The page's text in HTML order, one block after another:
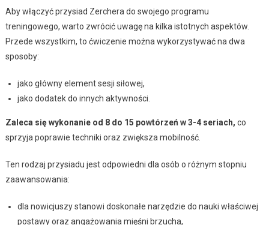
Aby włączyć przysiad Zerchera do swojego programu
treningowego, warto zwrócić uwagę na kilka istotnych aspektów.
Przede wszystkim, to ćwiczenie można wykorzystywać na dwa
sposoby:
jako główny element sesji siłowej,
jako dodatek do innych aktywności.
Zaleca się wykonanie od 8 do 15 powtórzeń w 3-4 seriach, co
sprzyja poprawie techniki oraz zwiększa mobilność.
Ten rodzaj przysiadu jest odpowiedni dla osób o różnym stopniu
zaawansowania:
dla nowicjuszy stanowi doskonałe narzędzie do nauki właściwej
postawy oraz angażowania mięśni brzucha,